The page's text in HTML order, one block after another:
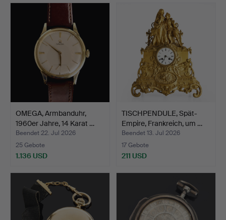
OMEGA, Armbanduhr,
1960er Jahre, 14 Karat …
Beendet 22. Jul 2026
25 Gebote
1.136 USD
TISCHPENDULE, Spät-
Empire, Frankreich, um …
Beendet 13. Jul 2026
17 Gebote
211 USD